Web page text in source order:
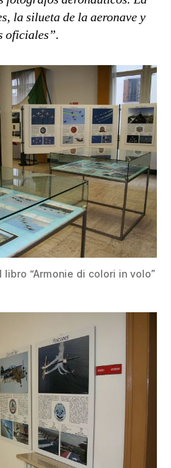
la silueta de la aeronave y
oficiales”.
“Armonie di colori in volo”